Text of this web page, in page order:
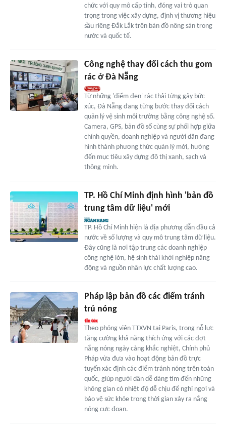
chức với quy mô cấp tỉnh, đóng vai trò quan
trọng trong việc xây dựng, định vị thương hiệu
sầu riêng Đắk Lắk trên bản đồ nông sản trong
nước và quốc tế.
Công nghệ thay đổi cách thu gom
rác ở Đà Nẵng
Từ những 'điểm đen' rác thải từng gây bức
xúc, Đà Nẵng đang từng bước thay đổi cách
quản lý vệ sinh môi trường bằng công nghệ số.
Camera, GPS, bản đồ số cùng sự phối hợp giữa
chính quyền, doanh nghiệp và người dân đang
hình thành phương thức quản lý mới, hướng
đến mục tiêu xây dựng đô thị xanh, sạch và
thông minh.
TP. Hồ Chí Minh định hình 'bản đồ
trung tâm dữ liệu' mới
TP. Hồ Chí Minh hiện là địa phương dẫn đầu cả
nước về số lượng và quy mô trung tâm dữ liệu.
Đây cũng là nơi tập trung các doanh nghiệp
công nghệ lớn, hệ sinh thái khởi nghiệp năng
động và nguồn nhân lực chất lượng cao.
Pháp lập bản đồ các điểm tránh
trú nóng
Theo phóng viên TTXVN tại Paris, trong nỗ lực
tăng cường khả năng thích ứng với các đợt
nắng nóng ngày càng khắc nghiệt, Chính phủ
Pháp vừa đưa vào hoạt động bản đồ trực
tuyến xác định các điểm tránh nóng trên toàn
quốc, giúp người dân dễ dàng tìm đến những
không gian có nhiệt độ dễ chịu để nghỉ ngơi và
bảo vệ sức khỏe trong thời gian xảy ra nắng
nóng cực đoan.